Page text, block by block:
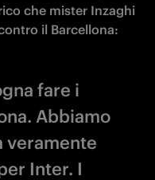
che mister Inzaghi
il Barcellona:
fare i
Abbiamo
veramente
Inter. I